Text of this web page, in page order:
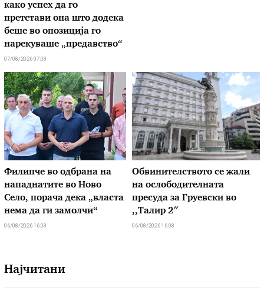
како успех да го
претстави она што додека
беше во опозиција го
нарекуваше „предавство“
07/08/2026 07:08
Филипче во одбрана на
нападнатите во Ново
Село, порача дека „власта
нема да ги замолчи“
06/08/2026 16:08
Обвинителството се жали
на ослободителната
пресуда за Груевски во
,,Талир 2″
06/08/2026 16:08
Најчитани